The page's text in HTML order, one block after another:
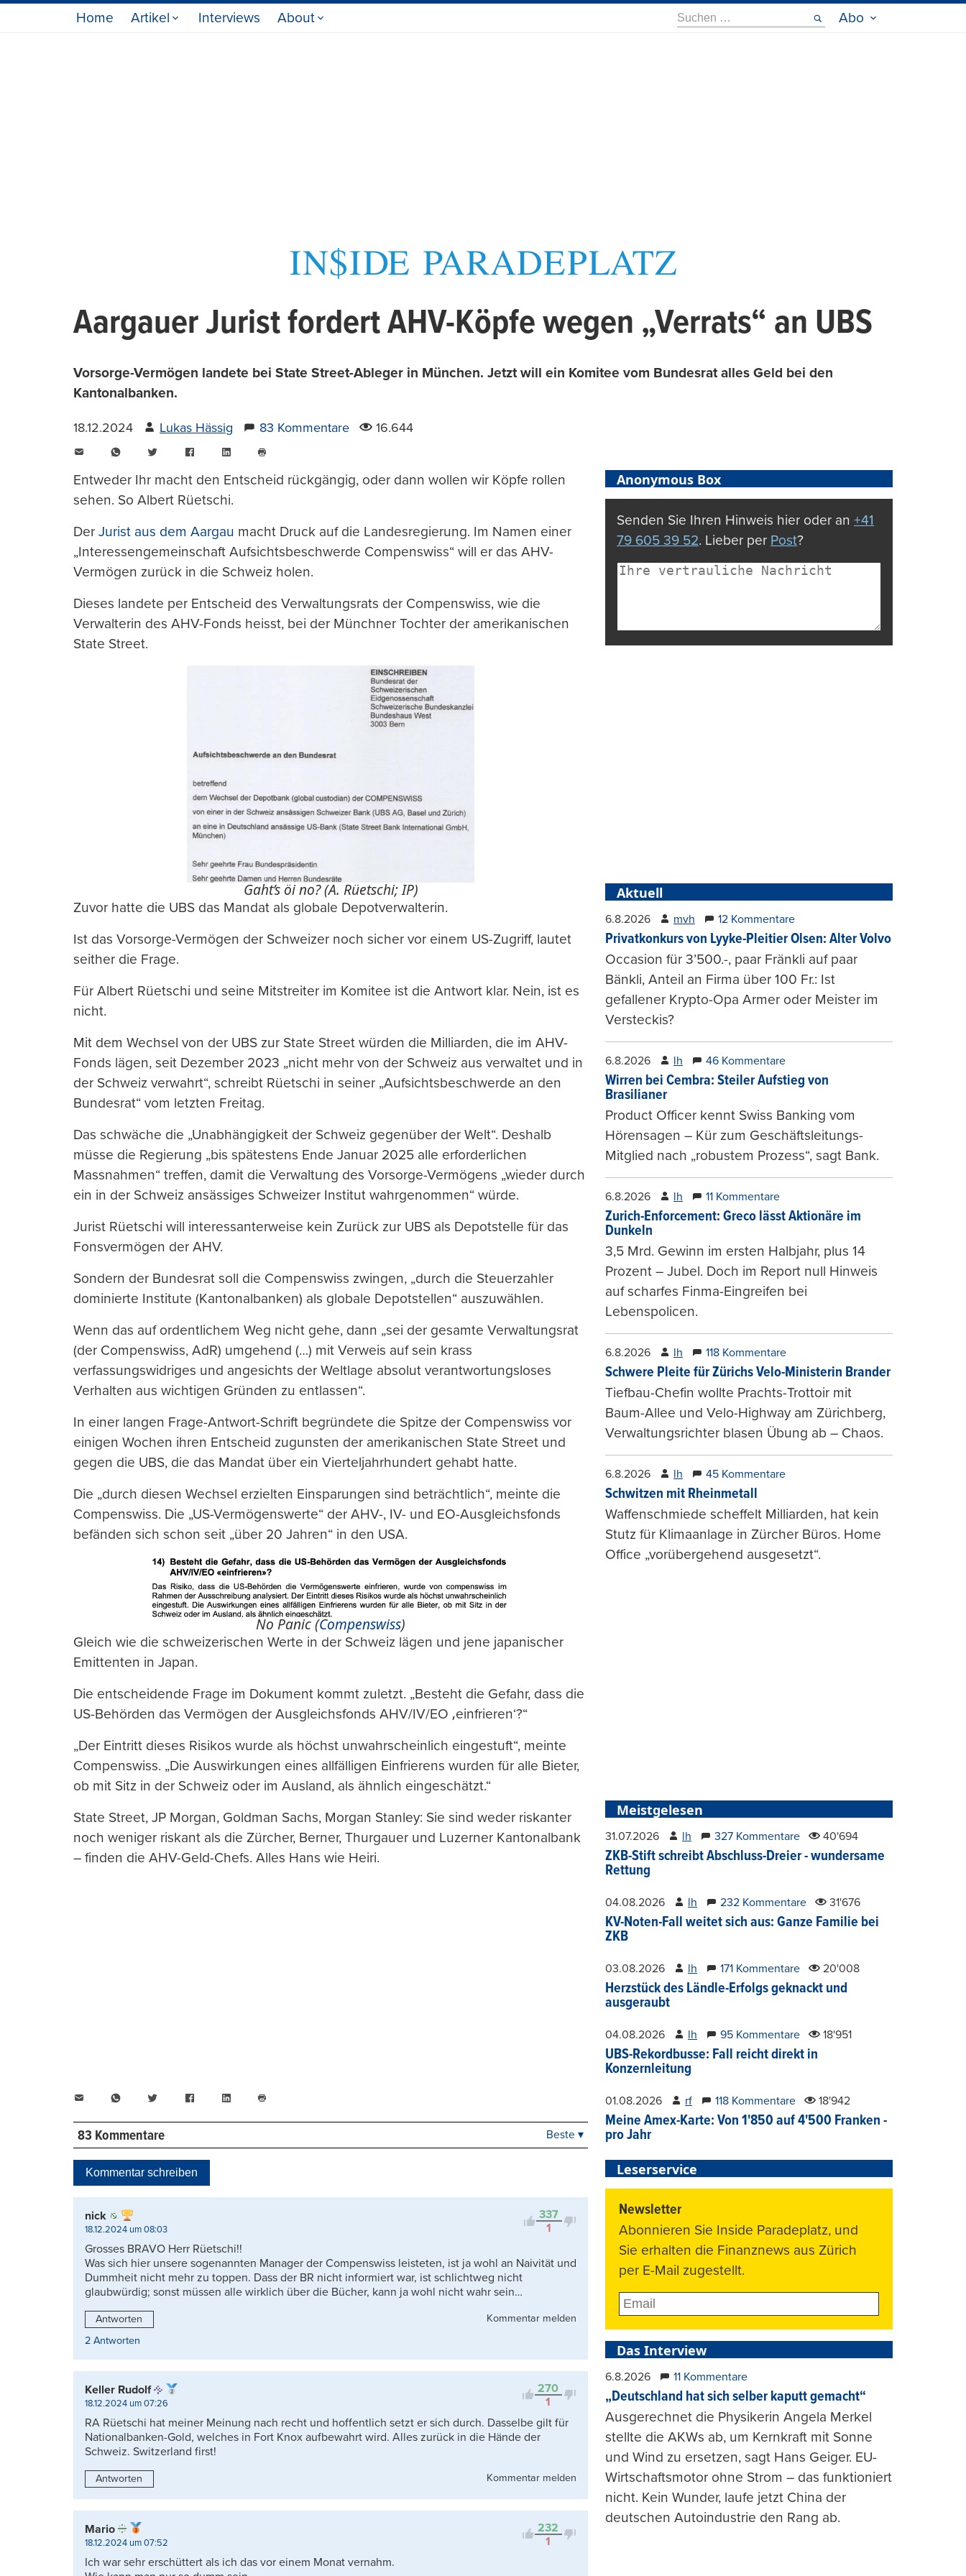
Home Artikel Interviews About
Suche
nach:
Abo
Aargauer Jurist fordert AHV-Köpfe wegen „Verrats“ an UBS
Vorsorge-Vermögen landete bei State Street-Ableger in München. Jetzt will ein Komitee vom Bundesrat alles Geld bei den
Kantonalbanken.
18.12.2024 Lukas Hässig 83 Kommentare 16.644
WhatsAppTwitter FacebookLinkedIn
drucken
Entweder Ihr macht den Entscheid rückgängig, oder dann wollen wir Köpfe rollen
sehen. So Albert Rüetschi.
Der Jurist aus dem Aargau macht Druck auf die Landesregierung. Im Namen einer
„Interessengemeinschaft Aufsichtsbeschwerde Compenswiss“ will er das AHV-
Vermögen zurück in die Schweiz holen.
Dieses landete per Entscheid des Verwaltungsrats der Compenswiss, wie die
Verwalterin des AHV-Fonds heisst, bei der Münchner Tochter der amerikanischen
State Street.
Gaht’s öi no? (A. Rüetschi; IP)
Zuvor hatte die UBS das Mandat als globale Depotverwalterin.
Ist das Vorsorge-Vermögen der Schweizer noch sicher vor einem US-Zugriff, lautet
seither die Frage.
Für Albert Rüetschi und seine Mitstreiter im Komitee ist die Antwort klar. Nein, ist es
nicht.
Mit dem Wechsel von der UBS zur State Street würden die Milliarden, die im AHV-
Fonds lägen, seit Dezember 2023 „nicht mehr von der Schweiz aus verwaltet und in
der Schweiz verwahrt“, schreibt Rüetschi in seiner „Aufsichtsbeschwerde an den
Bundesrat“ vom letzten Freitag.
Das schwäche die „Unabhängigkeit der Schweiz gegenüber der Welt“. Deshalb
müsse die Regierung „bis spätestens Ende Januar 2025 alle erforderlichen
Massnahmen“ treffen, damit die Verwaltung des Vorsorge-Vermögens „wieder durch
ein in der Schweiz ansässiges Schweizer Institut wahrgenommen“ würde.
Jurist Rüetschi will interessanterweise kein Zurück zur UBS als Depotstelle für das
Fonsvermögen der AHV.
Sondern der Bundesrat soll die Compenswiss zwingen, „durch die Steuerzahler
dominierte Institute (Kantonalbanken) als globale Depotstellen“ auszuwählen.
Wenn das auf ordentlichem Weg nicht gehe, dann „sei der gesamte Verwaltungsrat
(der Compenswiss, AdR) umgehend (…) mit Verweis auf sein krass
verfassungswidriges und angesichts der Weltlage absolut verantwortungsloses
Verhalten aus wichtigen Gründen zu entlassen“.
In einer langen Frage-Antwort-Schrift begründete die Spitze der Compenswiss vor
einigen Wochen ihren Entscheid zugunsten der amerikanischen State Street und
gegen die UBS, die das Mandat über ein Vierteljahrhundert gehabt hatte.
Die „durch diesen Wechsel erzielten Einsparungen sind beträchtlich“, meinte die
Compenswiss. Die „US-Vermögenswerte“ der AHV-, IV- und EO-Ausgleichsfonds
befänden sich schon seit „über 20 Jahren“ in den USA.
No Panic (Compenswiss)
Gleich wie die schweizerischen Werte in der Schweiz lägen und jene japanischer
Emittenten in Japan.
Die entscheidende Frage im Dokument kommt zuletzt. „Besteht die Gefahr, dass die
US-Behörden das Vermögen der Ausgleichsfonds AHV/IV/EO ‚einfrieren‘?“
„Der Eintritt dieses Risikos wurde als höchst unwahrscheinlich eingestuft“, meinte
Compenswiss. „Die Auswirkungen eines allfälligen Einfrierens wurden für alle Bieter,
ob mit Sitz in der Schweiz oder im Ausland, als ähnlich eingeschätzt.“
State Street, JP Morgan, Goldman Sachs, Morgan Stanley: Sie sind weder riskanter
noch weniger riskant als die Zürcher, Berner, Thurgauer und Luzerner Kantonalbank
– finden die AHV-Geld-Chefs. Alles Hans wie Heiri.
WhatsAppTwitter FacebookLinkedIn
drucken
83 Kommentare
Kontrovers
Beste ▾
Kommentar schreiben
337
1
nick
18.12.2024 um 08:03
Grosses BRAVO Herr Rüetschi!!
Was sich hier unsere sogenannten Manager der Compenswiss leisteten, ist ja wohl an Naivität und
Dummheit nicht mehr zu toppen. Dass der BR nicht informiert war, ist schlichtweg nicht
glaubwürdig; sonst müssen alle wirklich über die Bücher, kann ja wohl nicht wahr sein…
Antworten
Kommentar melden
2 Antworten
270
1
Keller Rudolf
18.12.2024 um 07:26
RA Rüetschi hat meiner Meinung nach recht und hoffentlich setzt er sich durch. Dasselbe gilt für
Nationalbanken-Gold, welches in Fort Knox aufbewahrt wird. Alles zurück in die Hände der
Schweiz. Switzerland first!
Antworten Kommentar melden
232
1
Mario
18.12.2024 um 07:52
Ich war sehr erschüttert als ich das vor einem Monat vernahm.
Anonymous Box
Senden Sie Ihren Hinweis hier oder an +41
79 605 39 52. Lieber per Post?
Aktuell
6.8.2026 mvh 12 Kommentare
Privatkonkurs von Lyyke-Pleitier Olsen: Alter Volvo
Occasion für 3’500.-, paar Fränkli auf paar
Bänkli, Anteil an Firma über 100 Fr.: Ist
gefallener Krypto-Opa Armer oder Meister im
Versteckis?
6.8.2026 lh 46 Kommentare
Wirren bei Cembra: Steiler Aufstieg von
Brasilianer
Product Officer kennt Swiss Banking vom
Hörensagen – Kür zum Geschäftsleitungs-
Mitglied nach „robustem Prozess“, sagt Bank.
6.8.2026 lh 11 Kommentare
Zurich-Enforcement: Greco lässt Aktionäre im
Dunkeln
3,5 Mrd. Gewinn im ersten Halbjahr, plus 14
Prozent – Jubel. Doch im Report null Hinweis
auf scharfes Finma-Eingreifen bei
Lebenspolicen.
6.8.2026 lh 118 Kommentare
Schwere Pleite für Zürichs Velo-Ministerin Brander
Tiefbau-Chefin wollte Prachts-Trottoir mit
Baum-Allee und Velo-Highway am Zürichberg,
Verwaltungsrichter blasen Übung ab – Chaos.
6.8.2026 lh 45 Kommentare
Schwitzen mit Rheinmetall
Waffenschmiede scheffelt Milliarden, hat kein
Stutz für Klimaanlage in Zürcher Büros. Home
Office „vorübergehend ausgesetzt“.
Meistgelesen
31.07.2026 lh 327 Kommentare 40'694
ZKB-Stift schreibt Abschluss-Dreier - wundersame
Rettung
04.08.2026 lh 232 Kommentare 31'676
KV-Noten-Fall weitet sich aus: Ganze Familie bei
ZKB
03.08.2026 lh 171 Kommentare 20'008
Herzstück des Ländle-Erfolgs geknackt und
ausgeraubt
04.08.2026 lh 95 Kommentare 18'951
UBS-Rekordbusse: Fall reicht direkt in
Konzernleitung
01.08.2026 rf 118 Kommentare 18'942
Meine Amex-Karte: Von 1'850 auf 4'500 Franken -
pro Jahr
Leserservice
Newsletter
Abonnieren Sie Inside Paradeplatz, und
Sie erhalten die Finanznews aus Zürich
per E-Mail zugestellt.
Das Interview
6.8.2026 11 Kommentare
„Deutschland hat sich selber kaputt gemacht“
Ausgerechnet die Physikerin Angela Merkel
stellte die AKWs ab, um Kernkraft mit Sonne
und Wind zu ersetzen, sagt Hans Geiger. EU-
Wirtschaftsmotor ohne Strom – das funktioniert
nicht. Kein Wunder, laufe jetzt China der
deutschen Autoindustrie den Rang ab.